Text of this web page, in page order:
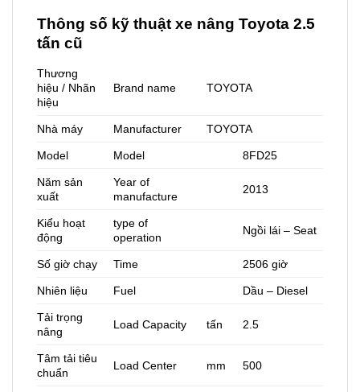
Thông số kỹ thuật xe nâng Toyota 2.5
tấn cũ
Thương
hiệu / Nhãn
hiệu
Brand name TOYOTA
Nhà máy Manufacturer TOYOTA
Model Model 8FD25
Năm sản
xuất
Year of
manufacture
2013
Kiểu hoạt
động
type of
operation
Ngồi lái – Seat
Số giờ chạy Time 2506 giờ
Nhiên liệu Fuel Dầu – Diesel
Tải trọng
nâng
Load Capacity tấn 2.5
Tâm tải tiêu
chuẩn
Load Center mm 500